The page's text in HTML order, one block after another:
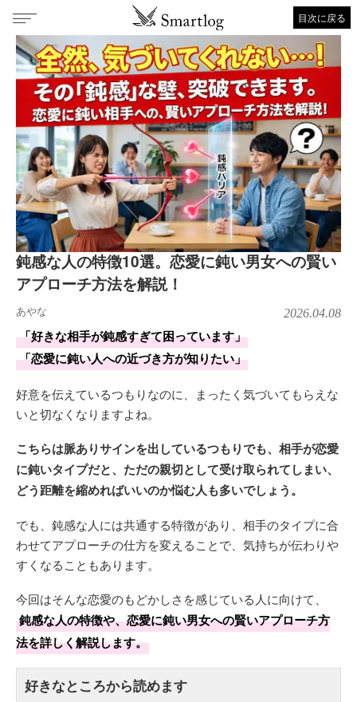
目次に戻る
鈍感な人の特徴10選。恋愛に鈍い男女への賢い
アプローチ方法を解説！
あやな 2026.04.08
「好きな相手が鈍感すぎて困っています」
「恋愛に鈍い人への近づき方が知りたい」
好意を伝えているつもりなのに、まったく気づいてもらえな
いと切なくなりますよね。
こちらは脈ありサインを出しているつもりでも、相手が恋愛
に鈍いタイプだと、ただの親切として受け取られてしまい、
どう距離を縮めればいいのか悩む人も多いでしょう。
でも、鈍感な人には共通する特徴があり、相手のタイプに合
わせてアプローチの仕方を変えることで、気持ちが伝わりや
すくなることもあります。
今回はそんな恋愛のもどかしさを感じている人に向けて、
鈍感な人の特徴や、恋愛に鈍い男女への賢いアプローチ方
法を詳しく解説します。